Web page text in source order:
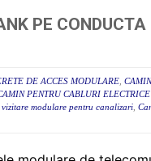
PE
DE ACCES MODULARE
PENTRU CABLURI
vizitare modulare pentru canalizari